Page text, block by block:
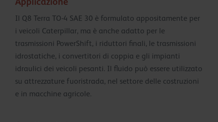
Il Q8 Terra TO-4 SAE 30 è formulato appositamente per
i veicoli Caterpillar, ma è anche adatto per le
trasmissioni PowerShift, i riduttori finali, le trasmissioni
idrostatiche, i convertitori di coppia e gli impianti
idraulici dei veicoli pesanti. Il fluido può essere utilizzato
su attrezzature fuoristrada, nel settore delle costruzioni
e in macchine agricole.